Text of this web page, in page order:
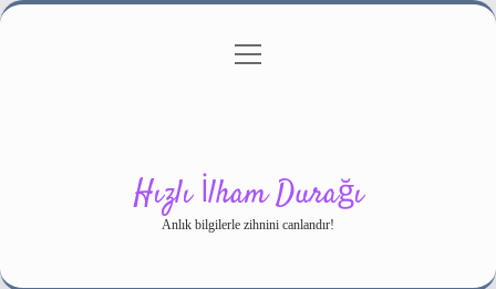
Gizlilik Politikası
menüyü
Hızlı İlham Durağı
Anlık bilgilerle zihnini canlandır!